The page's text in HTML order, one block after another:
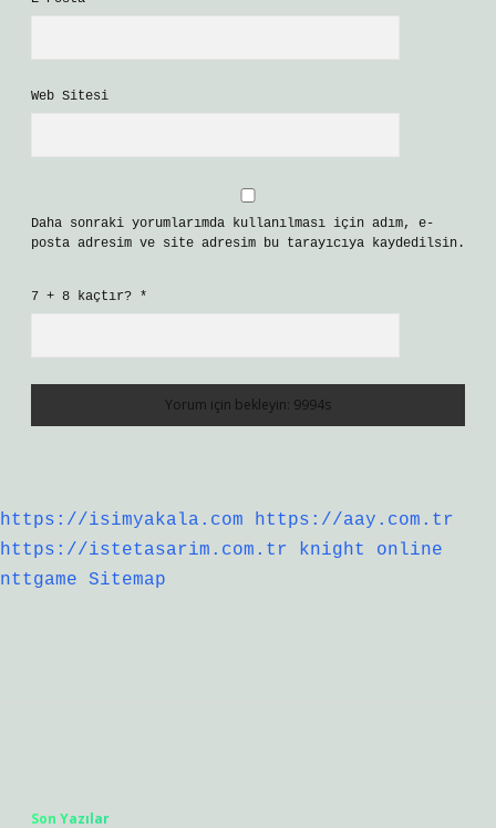
Web Sitesi
Daha sonraki yorumlarımda kullanılması için adım, e-
posta adresim ve site adresim bu tarayıcıya kaydedilsin.
7 + 8 kaçtır? *
https://isimyakala.com
https://aay.com.tr
https://istetasarim.com.tr
knight online
nttgame
Sitemap
Son Yazılar